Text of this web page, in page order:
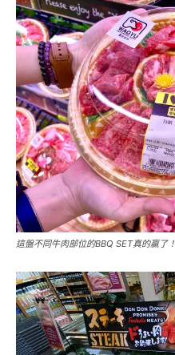
這盤不同牛肉部位的BBQ SET真的贏了！